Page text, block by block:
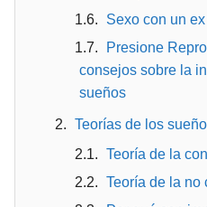
Sexo con un ex
Presione
consejos sobre la
sueños
Teorías de los
Teoría de la
Teoría de la no